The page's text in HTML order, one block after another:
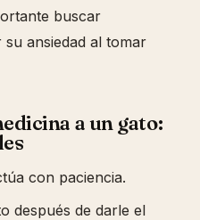
buscar
ansiedad al tomar
a un gato:
con paciencia.
después de darle el